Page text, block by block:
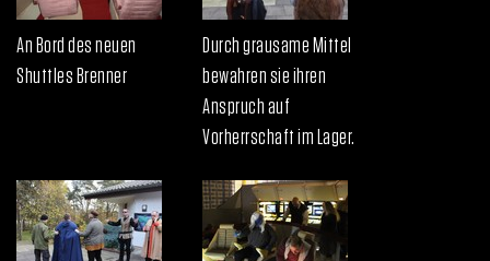
An Bord des neuen
Shuttles Brenner
Durch grausame Mittel
bewahren sie ihren
Anspruch auf
Vorherrschaft im Lager.